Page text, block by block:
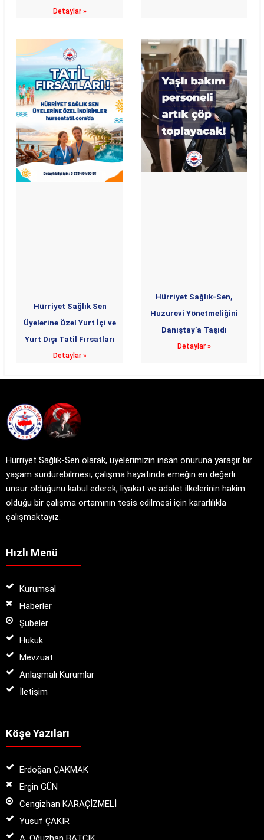
Detaylar »
Hürriyet Sağlık Sen
Üyelerine Özel Yurt İçi ve
Yurt Dışı Tatil Fırsatları
Detaylar »
Hürriyet Sağlık-Sen,
Huzurevi Yönetmeliğini
Danıştay’a Taşıdı
Detaylar »
Hürriyet Sağlık-Sen olarak, üyelerimizin insan onuruna yaraşır bir
yaşam sürdürebilmesi, çalışma hayatında emeğin en değerli
unsur olduğunu kabul ederek, liyakat ve adalet ilkelerinin hakim
olduğu bir çalışma ortamının tesis edilmesi için kararlılıkla
çalışmaktayız.
Hızlı Menü
Kurumsal
Haberler
Şubeler
Hukuk
Mevzuat
Anlaşmalı Kurumlar
İletişim
Köşe Yazıları
Erdoğan ÇAKMAK
Ergin GÜN
Cengizhan KARAÇİZMELİ
Yusuf ÇAKIR